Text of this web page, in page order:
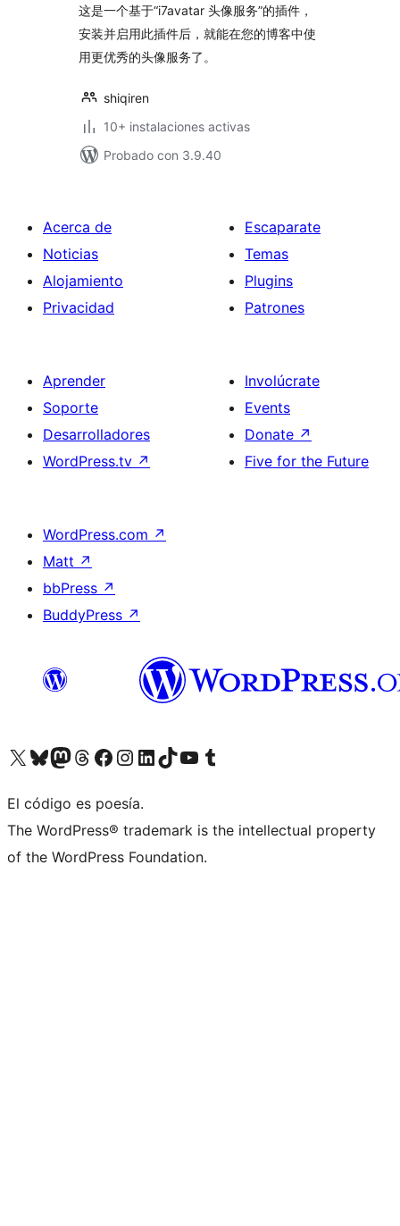
这是一个基于“i7avatar 头像服务”的插件，
安装并启用此插件后，就能在您的博客中使
用更优秀的头像服务了。
shiqiren
10+ instalaciones activas
Probado con 3.9.40
Acerca de
Noticias
Alojamiento
Privacidad
Escaparate
Temas
Plugins
Patrones
Aprender
Soporte
Desarrolladores
WordPress.tv ↗
Involúcrate
Events
Donate ↗
Five for the Future
WordPress.com ↗
Matt ↗
bbPress ↗
BuddyPress ↗
Visit our X (formerly Twitter) account
Visit our Bluesky account
Visit our Mastodon account
Visit our Threads account
Visita nuestra página de Facebook
Visita nuestra cuenta de Instagram
Visita nuestra cuenta de LinkedIn
Visit our TikTok account
Visita nuestro canal de YouTube
Visit our Tumblr account
El código es poesía.
The WordPress® trademark is the intellectual property
of the WordPress Foundation.